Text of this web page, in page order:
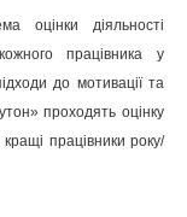
оцінки діяльності
працівника у
до мотивації та
проходять оцінку
працівники року/